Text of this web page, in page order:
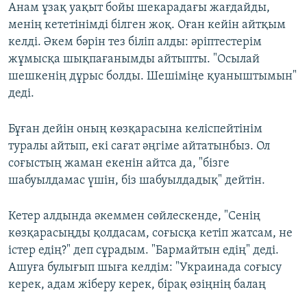
Анам ұзақ уақыт бойы шекарадағы жағдайды,
менің кететінімді білген жоқ. Оған кейін айтқым
келді. Әкем бәрін тез біліп алды: әріптестерім
жұмысқа шықпағанымды айтыпты. "Осылай
шешкенің дұрыс болды. Шешіміңе қуаныштымын"
деді.
Бұған дейін оның көзқарасына келіспейтінім
туралы айтып, екі сағат әңгіме айтатынбыз. Ол
соғыстың жаман екенін айтса да, "бізге
шабуылдамас үшін, біз шабуылдадық" дейтін.
Кетер алдында әкеммен сөйлескенде, "Сенің
көзқарасыңды қолдасам, соғысқа кетіп жатсам, не
істер едің?" деп сұрадым. "Бармайтын едің" деді.
Ашуға булығып шыға келдім: "Украинада соғысу
керек, адам жіберу керек, бірақ өзіңнің балаң